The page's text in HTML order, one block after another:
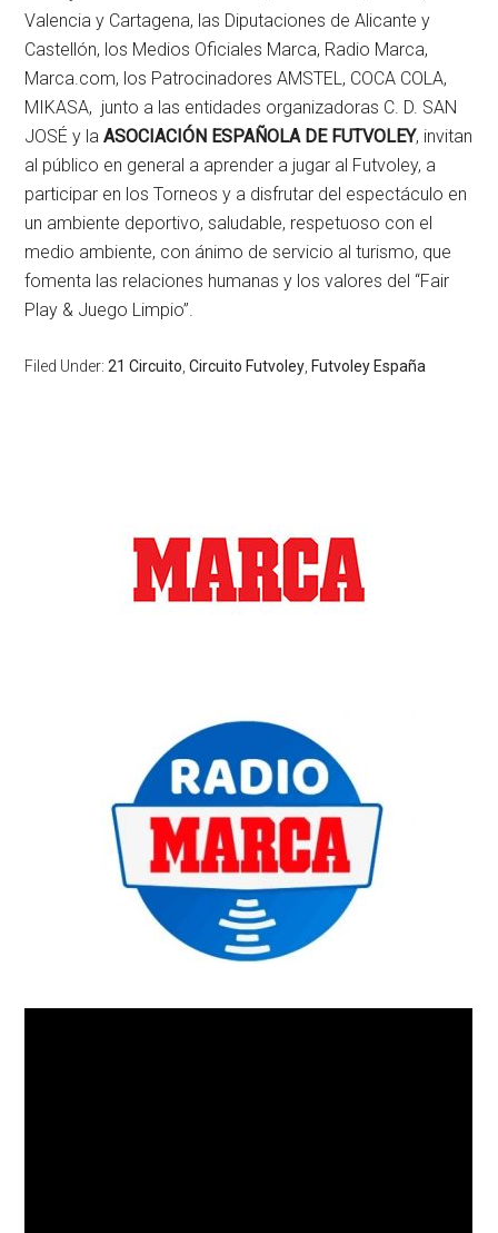
Valencia y Cartagena, las Diputaciones de Alicante y
Castellón, los Medios Oficiales Marca, Radio Marca,
Marca.com, los Patrocinadores AMSTEL, COCA COLA,
MIKASA, junto a las entidades organizadoras C. D. SAN
JOSÉ y laASOCIACIÓN ESPAÑOLA DE FUTVOLEY, invitan
al público en general a aprender a jugar al Futvoley, a
participar en los Torneos y a disfrutar del espectáculo en
un ambiente deportivo, saludable, respetuoso con el
medio ambiente, con ánimo de servicio al turismo, que
fomenta las relaciones humanas y los valores del “Fair
Play & Juego Limpio”.
Filed Under:21 Circuito ,Circuito Futvoley Futvoley España